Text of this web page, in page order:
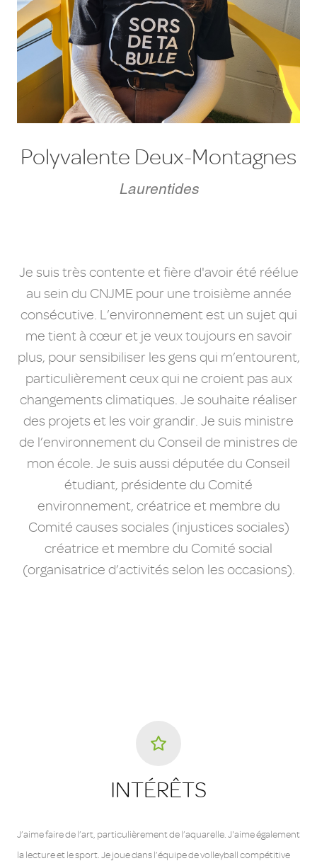
Polyvalente Deux-Montagnes
Laurentides
Je suis très contente et fière d'avoir été réélue
au sein du CNJME pour une troisième année
consécutive. L’environnement est un sujet qui
me tient à cœur et je veux toujours en savoir
plus, pour sensibiliser les gens qui m’entourent,
particulièrement ceux qui ne croient pas aux
changements climatiques. Je souhaite réaliser
des projets et les voir grandir. Je suis ministre
de l’environnement du Conseil de ministres de
mon école. Je suis aussi députée du Conseil
étudiant, présidente du Comité
environnement, créatrice et membre du
Comité causes sociales (injustices sociales)
créatrice et membre du Comité social
(organisatrice d’activités selon les occasions).
INTÉRÊTS
J’aime faire de l’art, particulièrement de l’aquarelle. J'aime également
la lecture et le sport. Je joue dans l’équipe de volleyball compétitive